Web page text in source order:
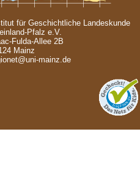
für Geschichtliche Landeskunde
Pfalz e.V.
Fulda-Allee 2B
Mainz
mainz.de